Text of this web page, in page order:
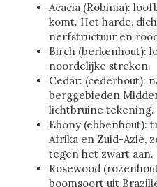
Acacia (Robinia):
komt. Het harde,
nerfstructuur en
Birch (berkenhout):
noordelijke streken.
Cedar: (cederhout):
berggebieden
lichtbruine tekening.
Ebony (ebbenhout):
Afrika en Zuid-Azië,
tegen het zwart aan.
Rosewood
boomsoort uit